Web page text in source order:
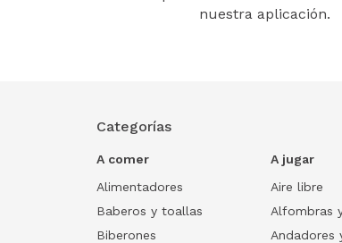
nuestra aplicación.
Categorías
A comer
Alimentadores
Baberos y toallas
Biberones
A jugar
Aire libre
Alfombras
Andadores